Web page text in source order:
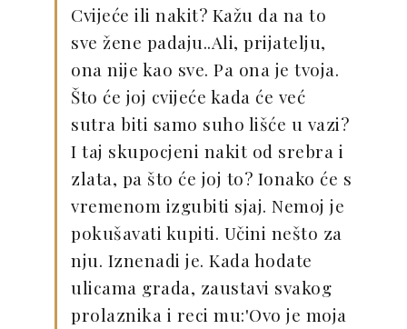
Cvijeće ili nakit? Kažu da na to
sve žene padaju..Ali, prijatelju,
ona nije kao sve. Pa ona je tvoja.
Što će joj cvijeće kada će već
sutra biti samo suho lišće u vazi?
I taj skupocjeni nakit od srebra i
zlata, pa što će joj to? Ionako će s
vremenom izgubiti sjaj. Nemoj je
pokušavati kupiti. Učini nešto za
nju. Iznenadi je. Kada hodate
ulicama grada, zaustavi svakog
prolaznika i reci mu:'Ovo je moja